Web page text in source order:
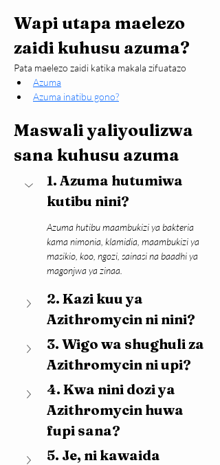
Wapi utapa maelezo
zaidi kuhusu azuma?
Pata maelezo zaidi katika makala zifuatazo
Azuma
Azuma inatibu gono?
Maswali yaliyoulizwa
sana kuhusu azuma
1. Azuma hutumiwa
kutibu nini?
Azuma hutibu maambukizi ya bakteria
kama nimonia, klamidia, maambukizi ya
masikio, koo, ngozi, sainasi na baadhi ya
magonjwa ya zinaa.
2. Kazi kuu ya
Azithromycin ni nini?
3. Wigo wa shughuli za
Azithromycin ni upi?
4. Kwa nini dozi ya
Azithromycin huwa
fupi sana?
5. Je, ni kawaida